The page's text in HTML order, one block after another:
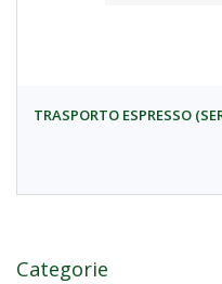
TRASPORTO ESPRESSO
Categorie